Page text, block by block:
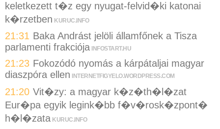
keletkezett t�z egy nyugat-felvid�ki katonai
k�rzetben KURUC.INFO
21:31 Baka Andrást jelöli államfőnek a Tisza
parlamenti frakciója INFOSTART.HU
21:23 Fokozódó nyomás a kárpátaljai magyar
diaszpóra ellen INTERNETFIGYELO.WORDPRESS.COM
21:20 Vit�zy: a magyar k�z�th�l�zat
Eur�pa egyik legink�bb f�v�rosk�zpont�
h�l�zata KURUC.INFO